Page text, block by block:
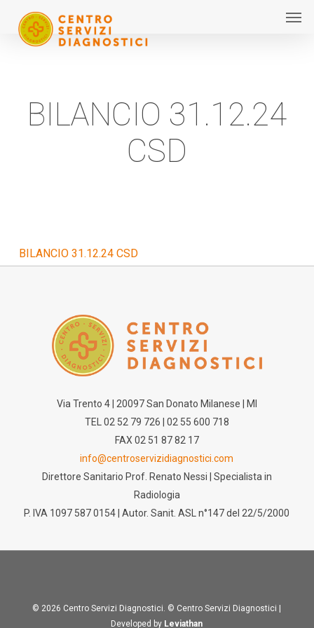
BILANCIO 31.12.24
CSD
BILANCIO 31.12.24 CSD
Via Trento 4 | 20097 San Donato Milanese | MI
TEL 02 52 79 726 | 02 55 600 718
FAX 02 51 87 82 17
info@centroservizidiagnostici.com
Direttore Sanitario Prof. Renato Nessi | Specialista in
Radiologia
P. IVA 1097 587 0154 | Autor. Sanit. ASL n°147 del 22/5/2000
© 2026 Centro Servizi Diagnostici. © Centro Servizi Diagnostici |
Developed by Leviathan
Menu